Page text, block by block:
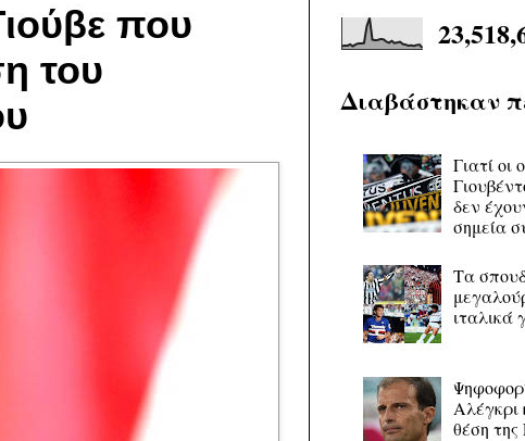
που
του
Διαβάστηκαν
Γιατί οι
δεν
σημεία
Τα
ιταλικά
Αλέγκρι
θέση της